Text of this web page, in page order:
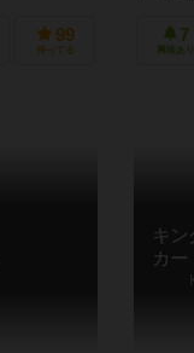
99
持ってる
7
興味あり
キン
カー